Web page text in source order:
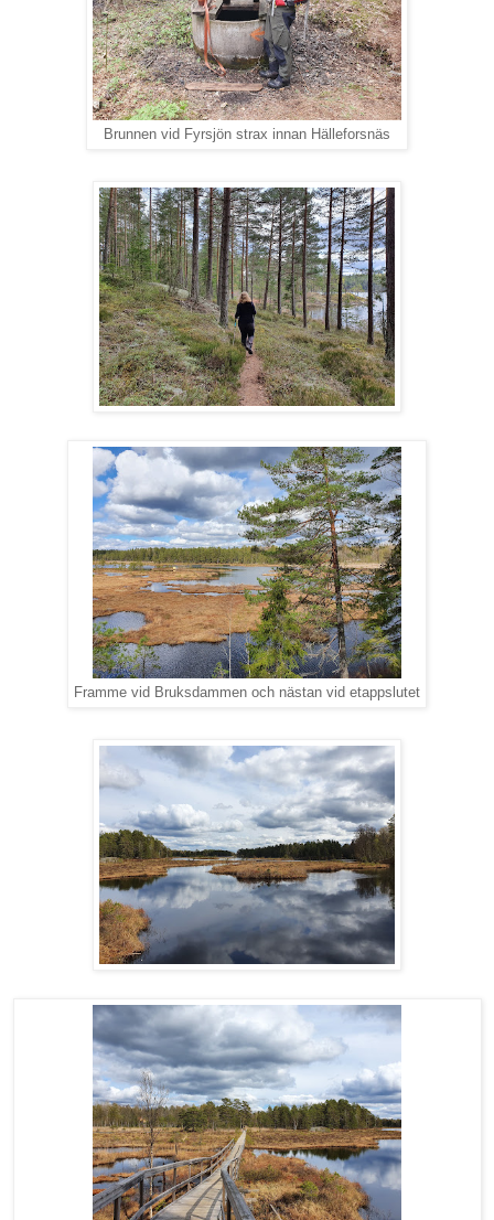
Brunnen vid Fyrsjön strax innan Hälleforsnäs
Framme vid Bruksdammen och nästan vid etappslutet